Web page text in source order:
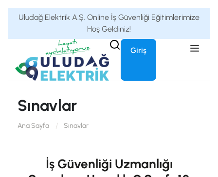
Uludağ Elektrik A.Ş. Online İş Güvenliği Eğitimlerimize
Hoş Geldiniz!
Giriş
Sınavlar
Ana Sayfa Sınavlar
İş Güvenliği Uzmanlığı